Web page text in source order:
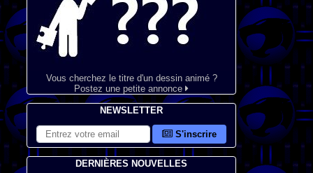
Vous cherchez le titre d'un dessin animé ?
Postez une petite annonce
NEWSLETTER
S'inscrire
DERNIÈRES NOUVELLES